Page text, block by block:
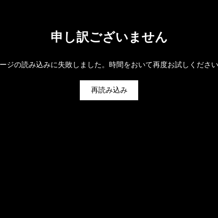
申し訳ございません
ジの読み込みに失敗しました。時間をおいて再度お試しくださ
再読み込み